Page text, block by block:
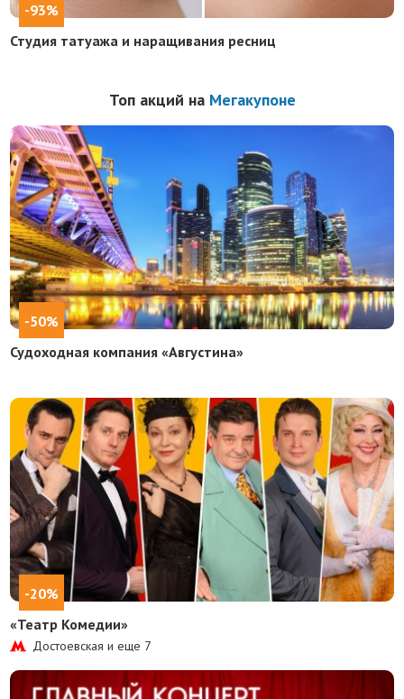
-93%
Студия татуажа и наращивания ресниц
Топ акций на Мегакупоне
-50%
Судоходная компания «Августина»
-20%
«Театр Комедии»
Достоевская и еще 7